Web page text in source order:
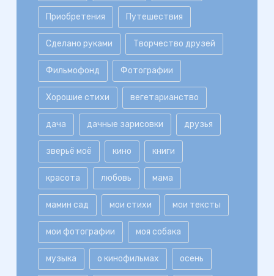
Приобретения Путешествия
Сделано руками Творчество друзей
Фильмофонд Фотографии
Хорошие стихи вегетарианство
дача дачные зарисовки друзья
зверьё моё кино книги
красота любовь мама
мамин сад мои стихи мои тексты
мои фотографии моя собака
музыка о кинофильмах осень